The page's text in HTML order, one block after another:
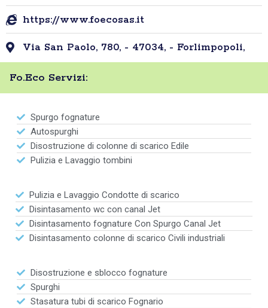
https://www.foecosas.it
Via San Paolo, 780, - 47034, - Forlimpopoli,
Fo.Eco Servizi:
Spurgo fognature
Autospurghi
Disostruzione di colonne di scarico Edile
Pulizia e Lavaggio tombini
Pulizia e Lavaggio Condotte di scarico
Disintasamento wc con canal Jet
Disintasamento fognature Con Spurgo Canal Jet
Disintasamento colonne di scarico Civili industriali
Disostruzione e sblocco fognature
Spurghi
Stasatura tubi di scarico Fognario